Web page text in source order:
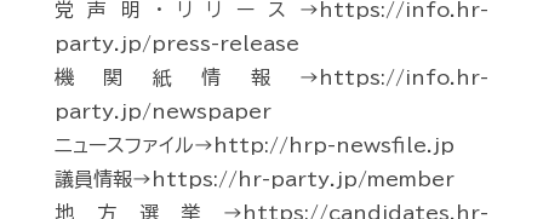
党声明・リリース→https://info.hr-
party.jp/press-release
機関紙情報→https://info.hr-
party.jp/newspaper
ニュースファイル→http://hrp-newsfile.jp
議員情報→https://hr-party.jp/member
地方選挙→https://candidates.hr-